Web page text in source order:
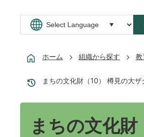
ホーム 組織から探す 教
まちの文化財（10） 樽見の大ザ
まちの文化